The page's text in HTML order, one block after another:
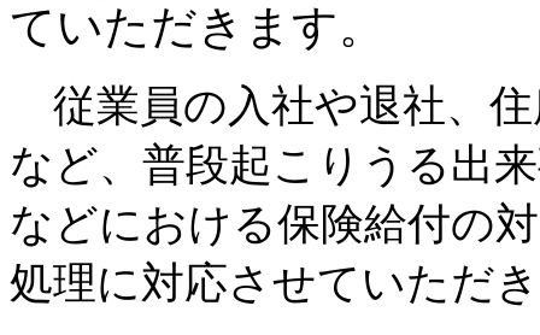
ていただきます。
従業員の入社や退社、
など、普段起こりうる出
などにおける保険給付の
処理に対応させていただ